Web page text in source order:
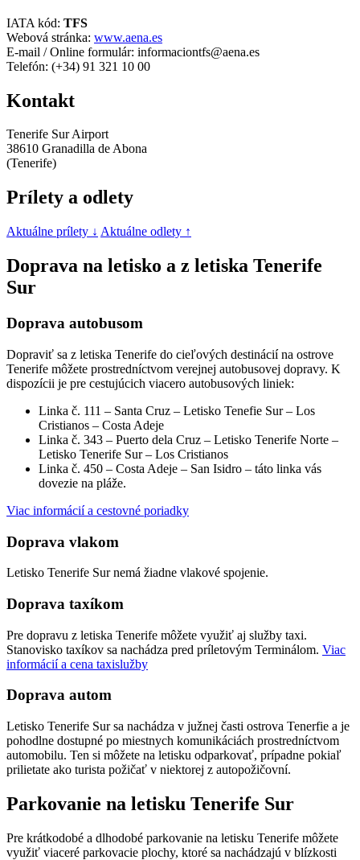
IATA kód: TFS
Webová stránka: www.aena.es
E-mail / Online formulár: informaciontfs@aena.es
Telefón: (+34) 91 321 10 00
Kontakt
Tenerife Sur Airport
38610 Granadilla de Abona
(Tenerife)
Prílety a odlety
Aktuálne prílety ↓ Aktuálne odlety ↑
Doprava na letisko a z letiska Tenerife
Sur
Doprava autobusom
Dopraviť sa z letiska Tenerife do cieľových destinácií na ostrove
Tenerife môžete prostredníctvom verejnej autobusovej dopravy. K
dispozícii je pre cestujúcich viacero autobusových liniek:
Linka č. 111 – Santa Cruz – Letisko Tenefie Sur – Los
Cristianos – Costa Adeje
Linka č. 343 – Puerto dela Cruz – Letisko Tenerife Norte –
Letisko Tenerife Sur – Los Cristianos
Linka č. 450 – Costa Adeje – San Isidro – táto linka vás
dovezie na pláže.
Viac informácií a cestovné poriadky
Doprava vlakom
Letisko Tenerife Sur nemá žiadne vlakové spojenie.
Doprava taxíkom
Pre dopravu z letiska Tenerife môžete využiť aj služby taxi.
Stanovisko taxíkov sa nachádza pred príletovým Terminálom. Viac
informácií a cena taxislužby
Doprava autom
Letisko Tenerife Sur sa nachádza v južnej časti ostrova Tenerfie a je
pohodlne dostupné po miestnych komunikáciách prostredníctvom
automobilu. Ten si môžete na letisku odparkovať, prípadne pokiaľ
prilietate ako turista požičať v niektorej z autopožičovní.
Parkovanie na letisku Tenerife Sur
Pre krátkodobé a dlhodobé parkovanie na letisku Tenerife môžete
využiť viaceré parkovacie plochy, ktoré sa nachádzajú v blízkosti